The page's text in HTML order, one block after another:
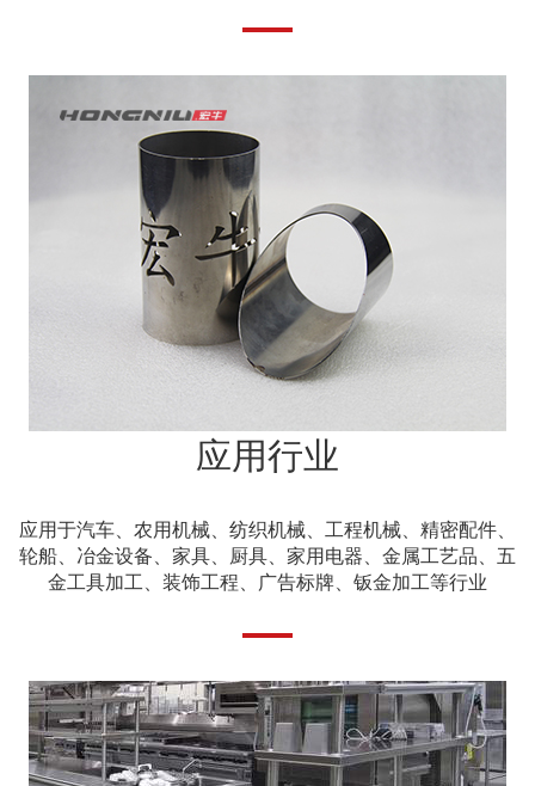
应用行业
应用于汽车、农用机械、纺织机械、工程机械、精密配件、
轮船、冶金设备、家具、厨具、家用电器、金属工艺品、五
金工具加工、装饰工程、广告标牌、钣金加工等行业